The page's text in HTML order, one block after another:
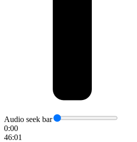
Audio seek bar
0:00
46:01